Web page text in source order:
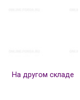
На другом складе